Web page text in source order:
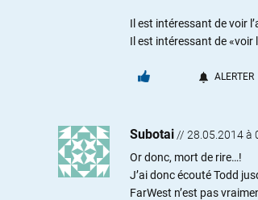
Il est intéressant de voir
Il est intéressant de «voir
ALERTER
Subotai // 28.05.2014 à
Or donc, mort de rire…!
J’ai donc écouté Todd
FarWest n’est pas